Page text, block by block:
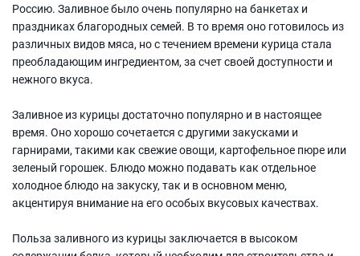
Россию. Заливное было очень популярно на банкетах и
праздниках благородных семей. В то время оно готовилось из
различных видов мяса, но с течением времени курица стала
преобладающим ингредиентом, за счет своей доступности и
нежного вкуса.
Заливное из курицы достаточно популярно и в настоящее
время. Оно хорошо сочетается с другими закусками и
гарнирами, такими как свежие овощи, картофельное пюре или
зеленый горошек. Блюдо можно подавать как отдельное
холодное блюдо на закуску, так и в основном меню,
акцентируя внимание на его особых вкусовых качествах.
Польза заливного из курицы заключается в высоком